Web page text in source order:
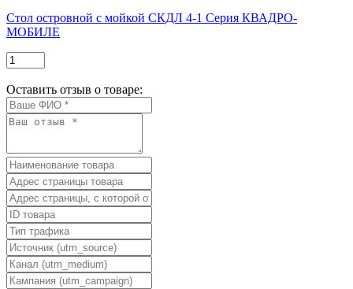
Стол островной с мойкой СКДЛ 4-1 Серия КВАДРО-
МОБИЛЕ
Оставить отзыв о товаре: